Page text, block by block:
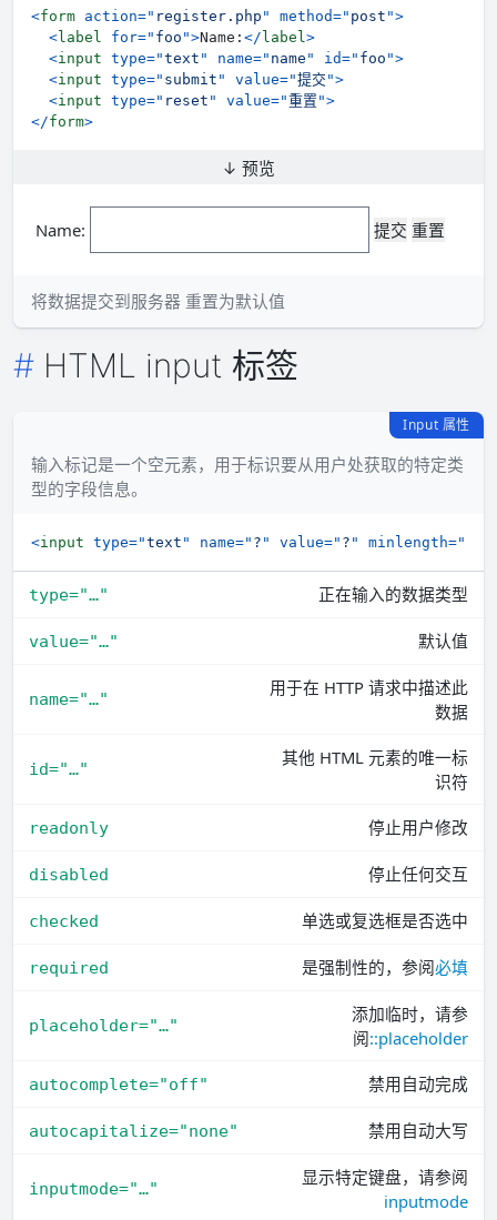
<form action=" register.php " method=" post ">
<label for=" foo ">Name: </ label>
<input type="text " name=" name " id=" foo ">
<input type=" submit " value="提交 ">
<input type=" reset " value="重置 ">
</form>
↓ 预览
Name:
将数据提交到服务器 重置为默认值
HTML input 标签
Input 属性
输入标记是一个空元素，用于标识要从用户处获取的特定类
型的字段信息。
<input type="text " name=" ? " value=" ? " minlength="
type="…" 正在输入的数据类型
value="…" 默认值
name="…"
用于在 HTTP 请求中描述此
数据
id="…"
其他 HTML 元素的唯一标
识符
readonly 停止用户修改
disabled 停止任何交互
checked 单选或复选框是否选中
required 是强制性的，参阅必填
placeholder="…"
添加临时，请参
阅::placeholder
autocomplete="off" 禁用自动完成
autocapitalize="none" 禁用自动大写
inputmode="…"
显示特定键盘，请参阅
inputmode